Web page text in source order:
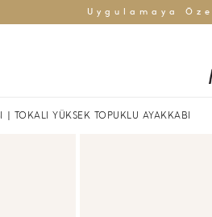
Uygulamaya
| TOKALI YÜKSEK TOPUKLU AYAKKABI